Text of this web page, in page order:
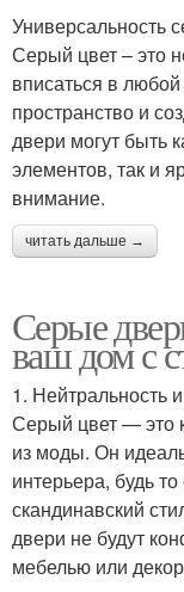
Универсальность
Серый цвет – это
вписаться в
пространство и
двери могут быть
элементов, так и
внимание.
читать дальше →
Серые
ваш дом с
1. Нейтральность
Серый цвет — это
из моды. Он
интерьера, будь
скандинавский
двери не будут
мебелью или